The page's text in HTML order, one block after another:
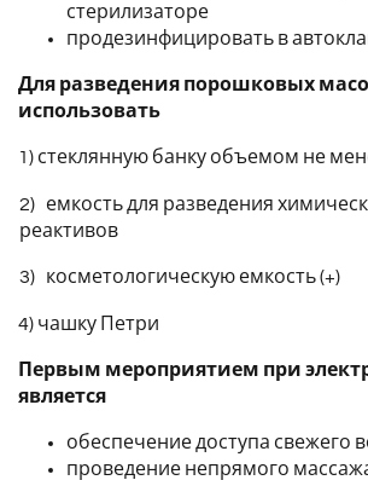
стерилизаторе
продезинфицировать в
Для разведения порошковых
использовать
1) стеклянную банку объемом не
2) емкость для разведения
реактивов
3) косметологическую емкость (+)
4) чашку Петри
Первым мероприятием при
является
обеспечение доступа свежего
проведение непрямого